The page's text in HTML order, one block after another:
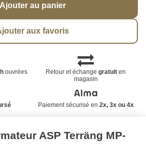
Ajouter au panier
aux favoris
ouvrées Retour et échangegratuit en
magasin
Paiement sécurisé en 2x, 3x ou 4x
ASP Terräng MP-